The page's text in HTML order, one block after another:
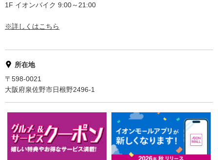
1F イオンバイク 9:00～21:00
※詳しくはこちら
所在地
〒598-0021
大阪府泉佐野市日根野2496-1